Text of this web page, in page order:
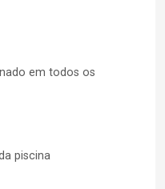
em todos os
piscina